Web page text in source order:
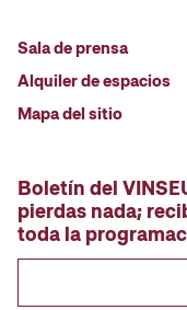
Sala de prensa
Alquiler de espacios
Mapa del sitio
Boletín del
pierdas nada;
toda la